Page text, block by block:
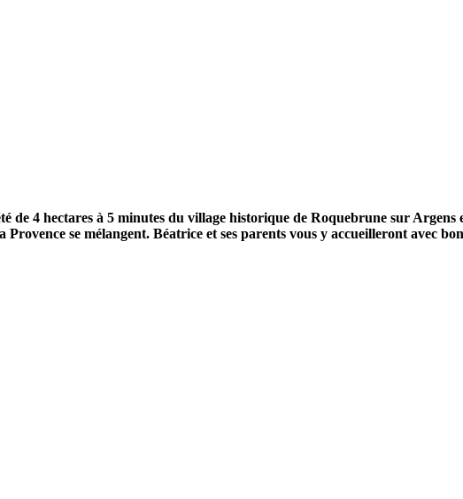
de 4 hectares à 5 minutes du village historique de Roquebrune sur
Provence se mélangent. Béatrice et ses parents vous y accueilleront avec